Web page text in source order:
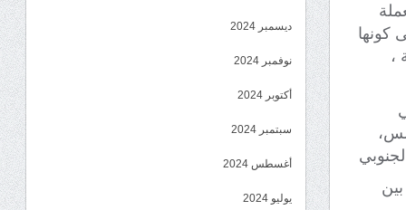
كونها
،
ديسمبر 2024
نوفمبر 2024
أكتوبر 2024
سبتمبر 2024
أغسطس 2024
يوليو 2024